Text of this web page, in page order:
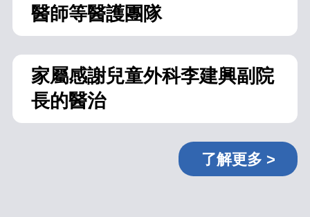
醫師等醫護團隊
家屬感謝兒童外科李建興副院
長的醫治
了解更多 >